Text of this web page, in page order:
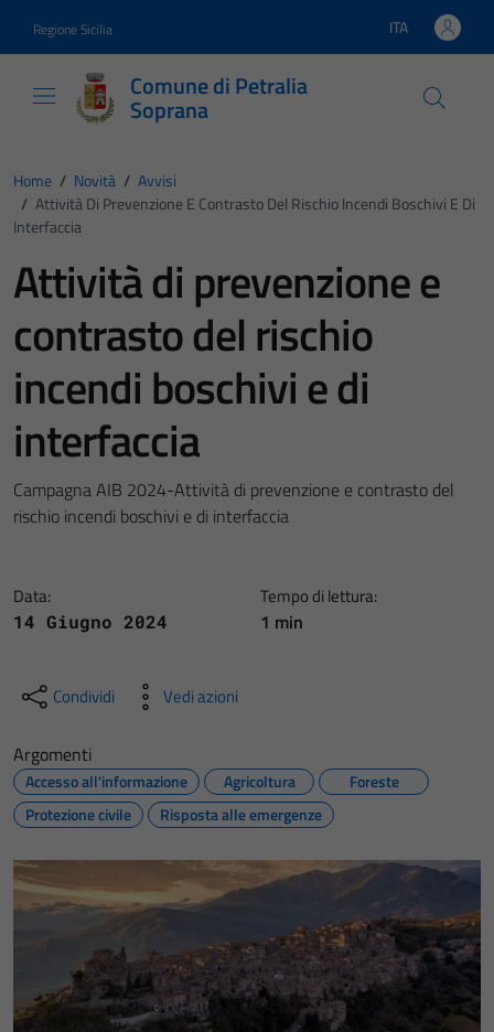
Regione Sicilia Lingua attiva:
ITA
Comune di Petralia
Soprana
Home / Novità / Avvisi
/ Attività Di Prevenzione E Contrasto Del Rischio Incendi Boschivi E Di
Interfaccia
Attività di prevenzione e
contrasto del rischio
incendi boschivi e di
interfaccia
Campagna AIB 2024-Attività di prevenzione e contrasto del
rischio incendi boschivi e di interfaccia
Data:
14 Giugno 2024
Tempo di lettura:
1 min
Condividi Vedi azioni
Argomenti
Accesso all'informazione Agricoltura
Foreste
Protezione civile
Risposta alle emergenze